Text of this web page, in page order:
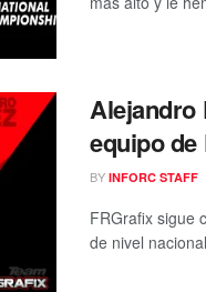
Alejandro
equipo de
BY INFORC STAFF
FRGrafix sigue
de nivel